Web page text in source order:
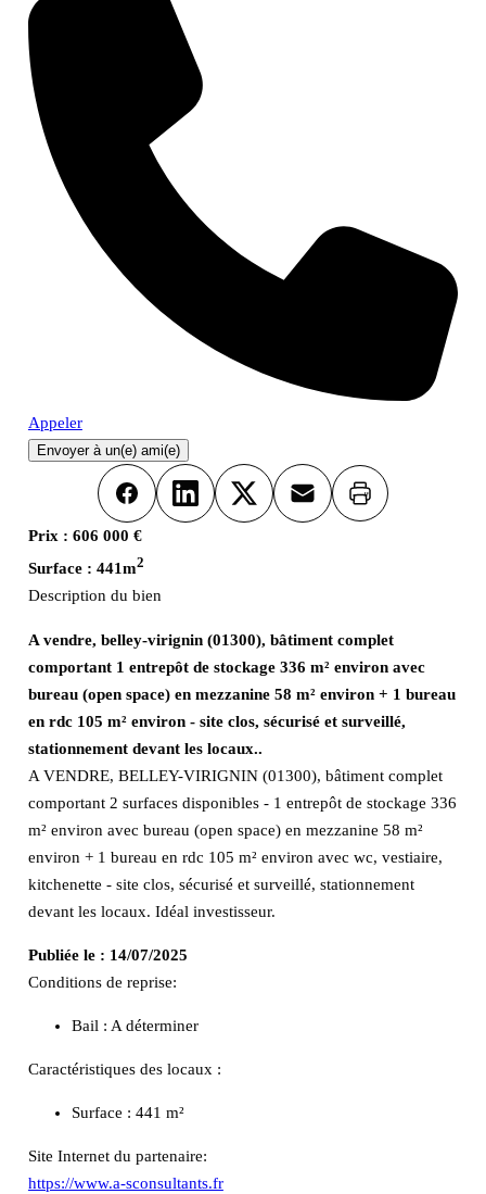
Appeler
Envoyer à un(e) ami(e)
FacebookLinkedInX Email Imprimer
Prix : 606 000 €
Surface : 441m2
Description du bien
A vendre, belley-virignin (01300), bâtiment complet
comportant 1 entrepôt de stockage 336 m² environ avec
bureau (open space) en mezzanine 58 m² environ + 1 bureau
en rdc 105 m² environ - site clos, sécurisé et surveillé,
stationnement devant les locaux..
A VENDRE, BELLEY-VIRIGNIN (01300), bâtiment complet
comportant 2 surfaces disponibles - 1 entrepôt de stockage 336
m² environ avec bureau (open space) en mezzanine 58 m²
environ + 1 bureau en rdc 105 m² environ avec wc, vestiaire,
kitchenette - site clos, sécurisé et surveillé, stationnement
devant les locaux. Idéal investisseur.
Publiée le : 14/07/2025
Conditions de reprise:
Bail : A déterminer
Caractéristiques des locaux :
Surface : 441 m²
Site Internet du partenaire:
https://www.a-sconsultants.fr